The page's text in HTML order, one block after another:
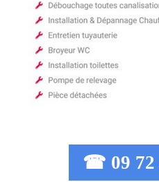
☎ 09 72